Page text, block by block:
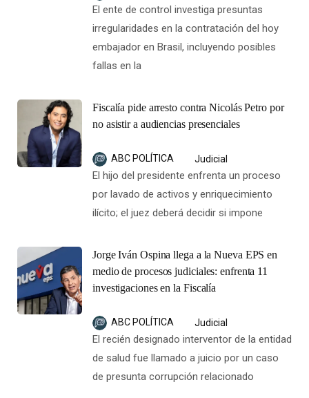
El ente de control investiga presuntas
irregularidades en la contratación del hoy
embajador en Brasil, incluyendo posibles
fallas en la
Fiscalía pide arresto contra Nicolás Petro por
no asistir a audiencias presenciales
ABC POLÍTICA Judicial
El hijo del presidente enfrenta un proceso
por lavado de activos y enriquecimiento
ilícito; el juez deberá decidir si impone
Jorge Iván Ospina llega a la Nueva EPS en
medio de procesos judiciales: enfrenta 11
investigaciones en la Fiscalía
ABC POLÍTICA Judicial
El recién designado interventor de la entidad
de salud fue llamado a juicio por un caso
de presunta corrupción relacionado